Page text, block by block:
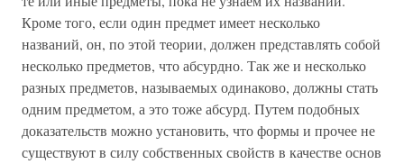
Кроме того, если один предмет имеет несколько
названий, он, по этой теории, должен представлять собой
несколько предметов, что абсурдно. Так же и несколько
разных предметов, называемых одинаково, должны стать
одним предметом, а это тоже абсурд. Путем подобных
доказательств можно установить, что формы и прочее не
существуют в силу собственных свойств в качестве основ